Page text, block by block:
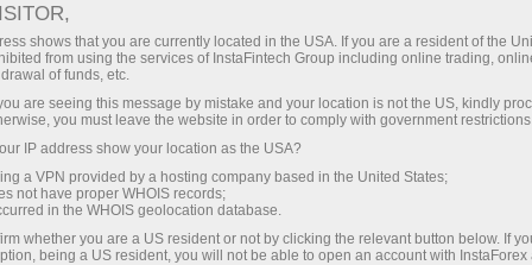
ผู้แจ้งเตือนจาก INSTAFOREX :
การแข่งขันของทาง
INSTAFOREX
เปิดบัญชีซื้อขาย
shows that you are currently located in the USA. If you are a resident of the
from using the services of InstaFintech Group including online trading,
of funds, etc.
are seeing this message by mistake and your location is not the US, kindly
you must leave the website in order to comply with government
IP address show your location as the USA?
a VPN provided by a hosting company based in the United States;
not have proper WHOIS records;
in the WHOIS geolocation database.
whether you are a US resident or not by clicking the relevant button below. If
being a US resident, you will not be able to open an account with InstaForex